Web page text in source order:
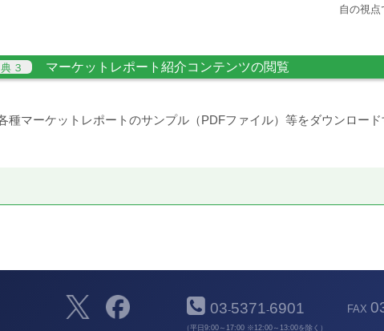
自の視点
マーケットレポート紹介コンテンツの閲覧
種マーケットレポートのサンプル（PDFファイル）等をダウンロード
03-5371-6901
（平日9:00～17:00 ※12:00～13:00を除く）
FAX